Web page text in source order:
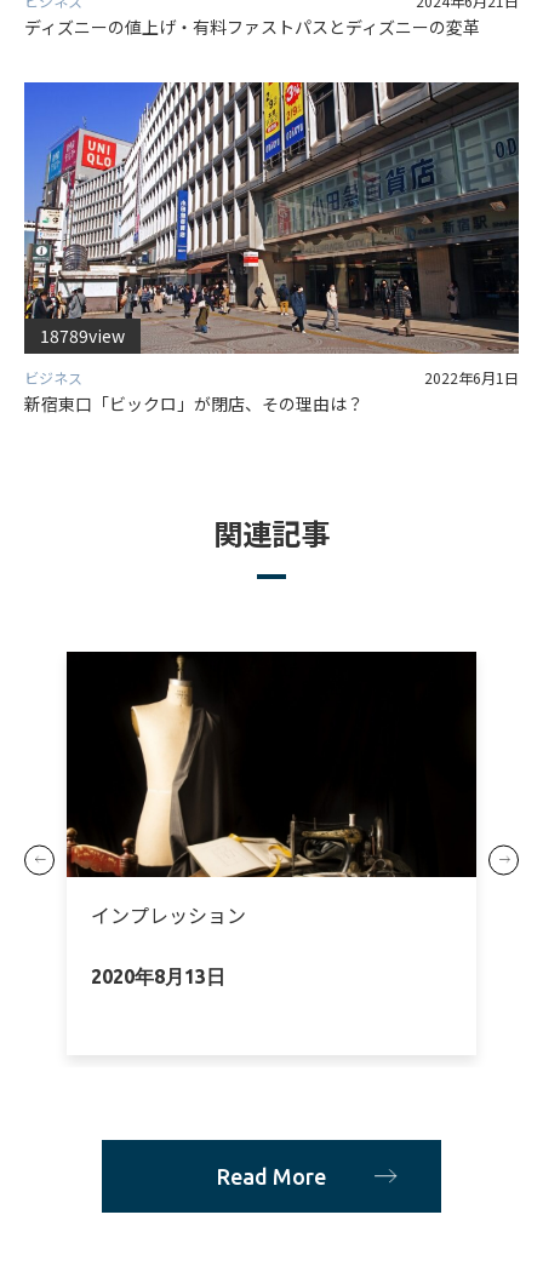
ディズニーの値上げ・有料ファストパスとディズニーの変革
18789view
ビジネス 2022年6月1日
新宿東口「ビックロ」が閉店、その理由は？
関連記事
インプレッション
2020年8月13日
Read More